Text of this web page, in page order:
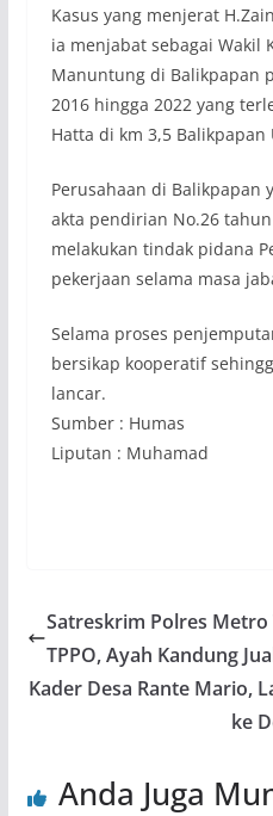
Kasus yang menjerat
ia menjabat sebagai Wakil
Manuntung di Balikpapan
2016 hingga 2022 yang
Hatta di km 3,5 Balikpapan
Perusahaan di Balikpapan
akta pendirian No.26
melakukan tindak pidana
pekerjaan selama masa
Selama proses
bersikap kooperatif
lancar.
Sumber : Humas
Liputan : Muhamad
Satreskrim Polres
TPPO, Ayah Kandung
Kader Desa Rante Mario,
ke
Anda Juga